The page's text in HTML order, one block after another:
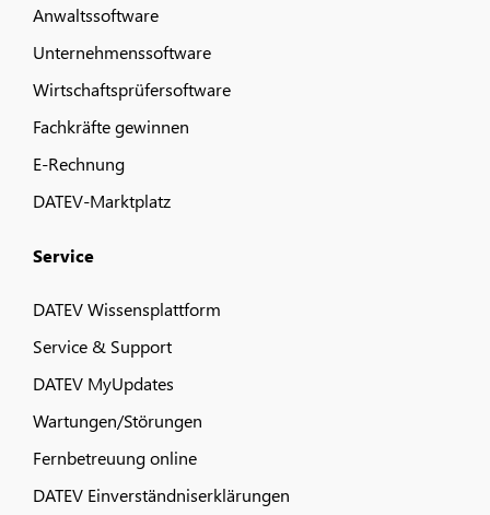
Anwaltssoftware
Unternehmenssoftware
Wirtschaftsprüfersoftware
Fachkräfte gewinnen
E-Rechnung
DATEV-Marktplatz
Service
DATEV Wissensplattform
Service & Support
DATEV MyUpdates
Wartungen/Störungen
Fernbetreuung online
DATEV Einverständniserklärungen